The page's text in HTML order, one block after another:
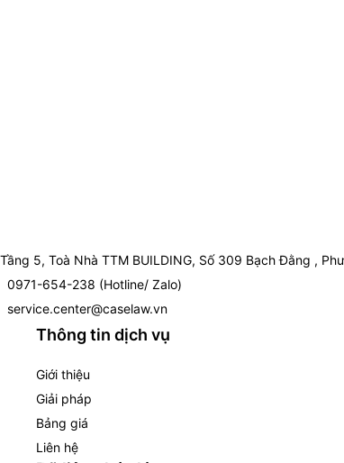
Tầng 5, Toà Nhà TTM BUILDING, Số 309 Bạch Đằng ,
0971-654-238 (Hotline/ Zalo)
service.center@caselaw.vn
Thông tin dịch vụ
Giới thiệu
Giải pháp
Bảng giá
Liên hệ